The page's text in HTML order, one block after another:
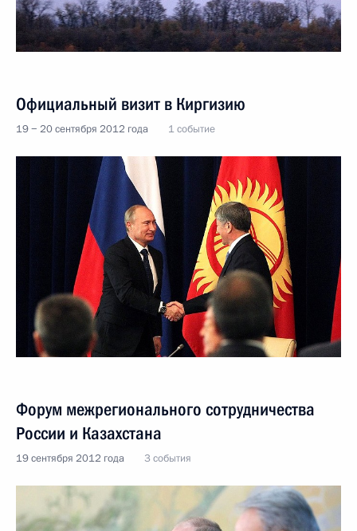
Официальный визит в Киргизию
19 − 20 сентября 2012 года 1 событие
Форум межрегионального сотрудничества
России и Казахстана
19 сентября 2012 года 3 события